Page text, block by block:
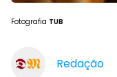
Fotografia TUB
Redação